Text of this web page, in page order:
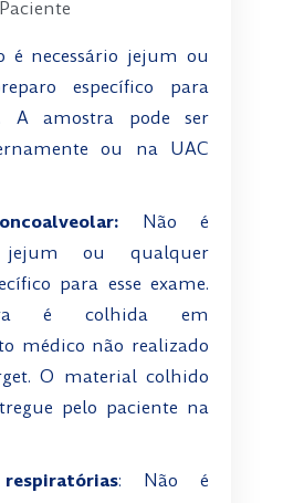
Paciente
é necessário jejum ou
específico para
A amostra pode ser
ou na UAC
Não é
jejum ou qualquer
para esse exame.
é colhida em
médico não realizado
O material colhido
pelo paciente na
: Não é